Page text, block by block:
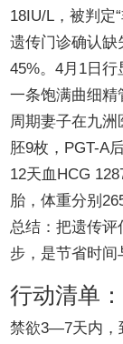
18IU/L，被判定
遗传门诊确认缺
45%。4月1日
一条饱满曲细精
周期妻子在九
胚9枚，PGT-A
12天血HCG
胎，体重分别
总结：把遗传评
步，是节省时间
行动清单
禁欲3—7天内，